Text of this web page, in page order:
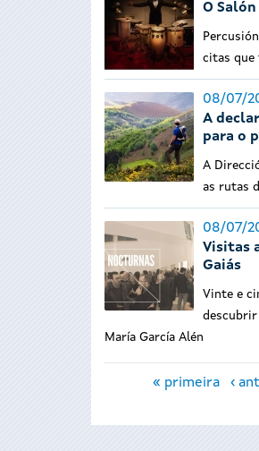
O
citas que
08/07/
A
para o
A
as rutas
08/07/
Visitas
Gaiás
Vinte e
descubrir
María García Alén
Páxinas
« primeira ‹